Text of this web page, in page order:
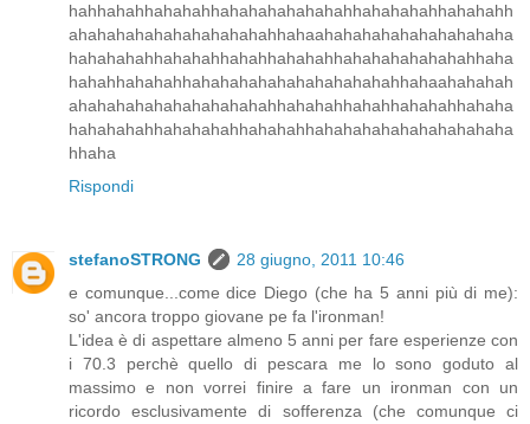
hahhahahhahahahhahahahahahahahhahahahahhahahahh
ahahahahahahahahahahahhahaahahahahahahahahahaha
hahahahahhahahahhahahhahahahhahahahahahahahhaha
hahahhahahahhahahahahahahahahahahahhahaahahahah
ahahahahahahahahahahahhahahahhahahhahahahhahaha
hahahahahhahahahahhahahahhahahahahahahahahahaha
hhaha
Rispondi
stefanoSTRONG
28 giugno, 2011 10:46
e comunque...come dice Diego (che ha 5 anni più di me):
so' ancora troppo giovane pe fa l'ironman!
L'idea è di aspettare almeno 5 anni per fare esperienze con
i 70.3 perchè quello di pescara me lo sono goduto al
massimo e non vorrei finire a fare un ironman con un
ricordo esclusivamente di sofferenza (che comunque ci